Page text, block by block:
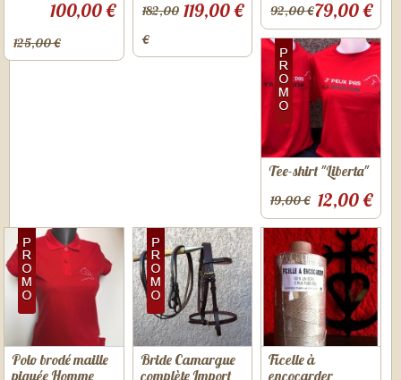
100,00 €
125,00 €
119,00 €
182,00
€
79,00 €
92,00 €
Tee-shirt "Liberta"
12,00 €
19,00 €
Polo brodé maille
piquée Homme
Bride Camargue
complète Import
Ficelle à
encocarder